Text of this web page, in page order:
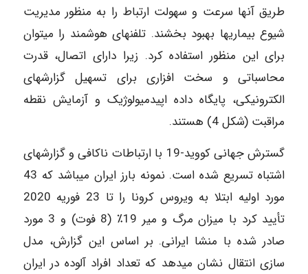
طریق آنها سرعت و سهولت ارتباط را به منظور مدیریت
شیوع بیماری‎ها بهبود بخشند. تلفن‎های هوشمند را می‎توان
برای این منظور استفاده کرد. زیرا دارای اتصال، قدرت
محاسباتی و سخت افزاری برای تسهیل گزارش‎های
الکترونیکی، پایگاه داده اپیدمیولوژیک و آزمایش نقطه
مراقبت (شکل 4) هستند.
گسترش جهانی کووید-19 با ارتباطات ناکافی و گزارش‎های
اشتباه تسریع شده است. نمونه بارز ایران می‎باشد که 43
مورد اولیه ابتلا به ویروس کرونا را تا 23 فوریه 2020
تأیید کرد با میزان مرگ و میر 19٪ (8 فوت) و 3 مورد
صادر شده با منشا ایرانی. بر اساس این گزارش، مدل
سازی انتقال نشان می‎دهد که تعداد افراد آلوده در ایران